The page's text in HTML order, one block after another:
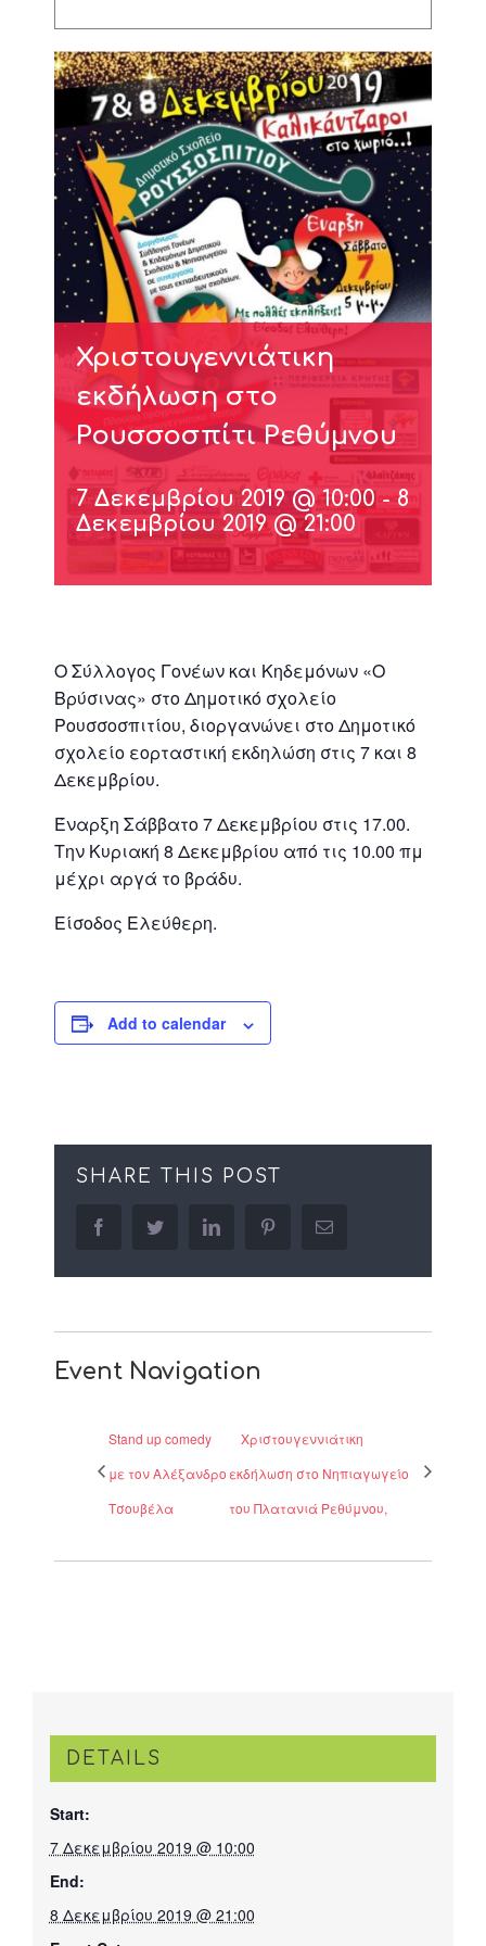
Χριστουγεννιάτικη
εκδήλωση στο
Ρουσσοσπίτι Ρεθύμνου
7 Δεκεμβρίου 2019 @ 10:00 -8
Δεκεμβρίου 2019 @ 21:00
Ο Σύλλογος Γονέων και Κηδεμόνων «Ο
Βρύσινας» στο Δημοτικό σχολείο
Ρουσσοσπιτίου, διοργανώνει στο Δημοτικό
σχολείο εορταστική εκδηλώση στις 7 και 8
Δεκεμβρίου.
Έναρξη Σάββατο 7 Δεκεμβρίου στις 17.00.
Την Κυριακή 8 Δεκεμβρίου από τις 10.00 πμ
μέχρι αργά το βράδυ.
Είσοδος Ελεύθερη.
Add to calendar
SHARE THIS POST
facebooktwitter linkedin pinterestEmail
Event Navigation
Stand up comedy
με τον Αλέξανδρο
Τσουβέλα
Χριστουγεννιάτικη
εκδήλωση στο Νηπιαγωγείο
του Πλατανιά Ρεθύμνου,
DETAILS
Start:
7 Δεκεμβρίου 2019 @ 10:00
End:
8 Δεκεμβρίου 2019 @ 21:00